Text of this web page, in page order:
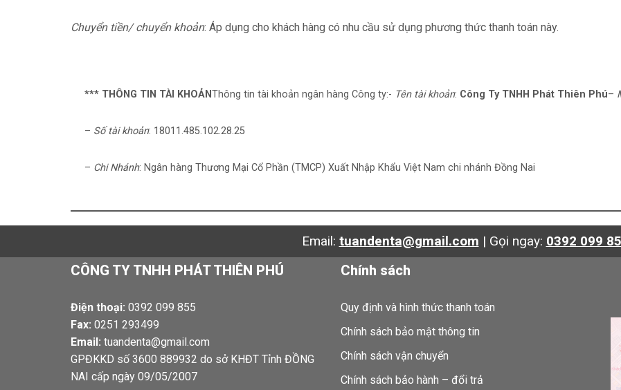
Chuyển tiền/ chuyển khoản: Áp dụng cho khách hàng có nhu cầu sử dụng phương thức thanh toán này.
*** THÔNG TIN TÀI KHOẢNThông tin tài khoản ngân hàng Công ty:- Tên tài khoản: Công Ty TNHH Phát Thiên Phú–
– Số tài khoản: 18011.485.102.28.25
– Chi Nhánh: Ngân hàng Thương Mại Cổ Phần (TMCP) Xuất Nhập Khẩu Việt Nam chi nhánh Đồng Nai
Email: tuandenta@gmail.com | Gọi ngay: 0392 099
CÔNG TY TNHH PHÁT THIÊN PHÚ
Điện thoại: 0392 099 855
Fax: 0251 293499
Email: tuandenta@gmail.com
GPĐKKD số 3600 889932 do sở KHĐT Tỉnh ĐỒNG
NAI cấp ngày 09/05/2007
Chính sách
Quy định và hình thức thanh toán
Chính sách bảo mật thông tin
Chính sách vận chuyển
Chính sách bảo hành – đổi trả